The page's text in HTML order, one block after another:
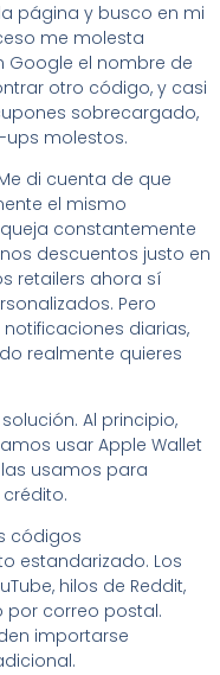
página y busco en mi
me molesta
Google el nombre de
otro código, y casi
sobrecargado,
molestos.
di cuenta de que
el mismo
constantemente
descuentos justo en
retailers ahora sí
Pero
diarias,
realmente quieres
Al principio,
usar Apple Wallet
usamos para
códigos
estandarizado. Los
hilos de Reddit,
por correo postal.
importarse